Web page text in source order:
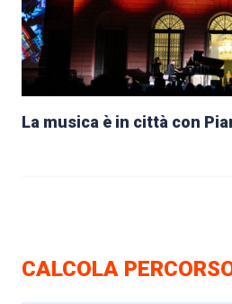
La musica è in città con
CALCOLA